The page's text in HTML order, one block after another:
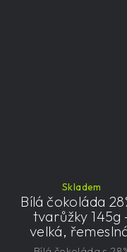
Skladem
Bílá čokoláda
tvarůžky 145g
velká,
exkluzivní,